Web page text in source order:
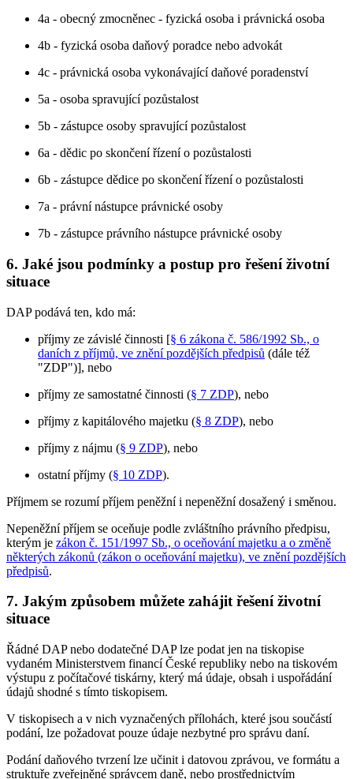
4a - obecný zmocněnec - fyzická osoba i právnická osoba
4b - fyzická osoba daňový poradce nebo advokát
4c - právnická osoba vykonávající daňové poradenství
5a - osoba spravující pozůstalost
5b - zástupce osoby spravující pozůstalost
6a - dědic po skončení řízení o pozůstalosti
6b - zástupce dědice po skončení řízení o pozůstalosti
7a - právní nástupce právnické osoby
7b - zástupce právního nástupce právnické osoby
6. Jaké jsou podmínky a postup pro řešení životní
situace
DAP podává ten, kdo má:
příjmy ze závislé činnosti [§ 6 zákona č. 586/1992 Sb., o
daních z příjmů, ve znění pozdějších předpisů (dále též
"ZDP")], nebo
příjmy ze samostatné činnosti (§ 7 ZDP), nebo
příjmy z kapitálového majetku (§ 8 ZDP), nebo
příjmy z nájmu (§ 9 ZDP), nebo
ostatní příjmy (§ 10 ZDP).
Příjmem se rozumí příjem peněžní i nepeněžní dosažený i směnou.
Nepeněžní příjem se oceňuje podle zvláštního právního předpisu,
kterým je zákon č. 151/1997 Sb., o oceňování majetku a o změně
některých zákonů (zákon o oceňování majetku), ve znění pozdějších
předpisů.
7. Jakým způsobem můžete zahájit řešení životní
situace
Řádné DAP nebo dodatečné DAP lze podat jen na tiskopise
vydaném Ministerstvem financí České republiky nebo na tiskovém
výstupu z počítačové tiskárny, který má údaje, obsah i uspořádání
údajů shodné s tímto tiskopisem.
V tiskopisech a v nich vyznačených přílohách, které jsou součástí
podání, lze požadovat pouze údaje nezbytné pro správu daní.
Podání daňového tvrzení lze učinit i datovou zprávou, ve formátu a
struktuře zveřejněné správcem daně, nebo prostřednictvím